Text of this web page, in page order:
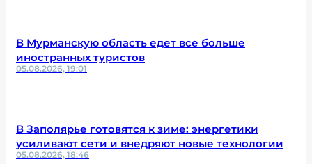
В Мурманскую область едет все больше
иностранных туристов
05.08.2026, 19:01
В Заполярье готовятся к зиме: энергетики
усиливают сети и внедряют новые технологии
05.08.2026, 18:46